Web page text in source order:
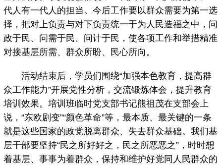
代人有一代人的担当。今后工作要以群众需要为第一选
择，把对上负责与对下负责统一于为人民造福之中，问
政于民、问需于民、问计于民，使各项工作和举措精准
对接基层所需、群众所盼、民心所向。
活动结束后，学员们围绕“加强本色教育，提高群
众工作能力”开展党性分析，交流锻炼体会，提升教育
培训效果。培训班临时党支部书记熊祖茂在支部会上
说，“东欧剧变”“颜色革命”等，最本质、最关键的一条
就是这些国家的政党脱离群众、失去群众基础。我们基
层干部要坚持“民之所好好之，民之所恶恶之”，时时想
着基层、事事为着群众，保持和维护好党同人民群众的